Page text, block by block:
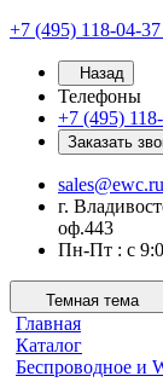
+7 (495) 118-04-37
Назад
Телефоны
+7 (495)
Заказать
sales@ewc.ru
г.
оф.443
Пн-Пт : с
Темная тема
Главная
Каталог
Беспроводное и